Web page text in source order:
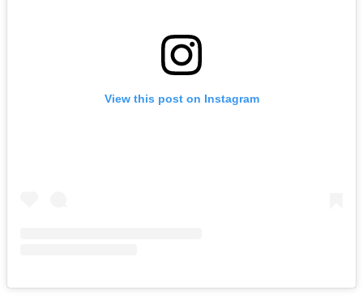
View this post on Instagram